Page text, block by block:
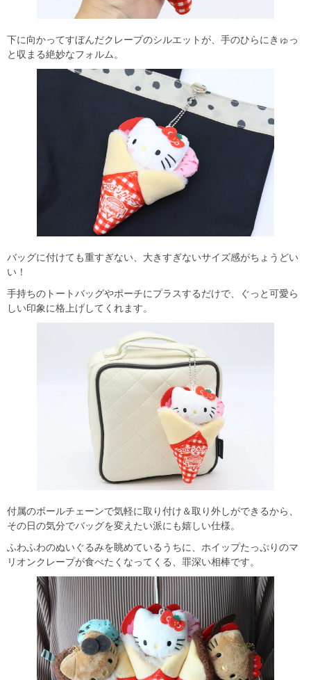
下に向かってすぼんだクレープのシルエットが、手のひらにきゅっ
と収まる絶妙なフォルム。
バッグに付けても重すぎない、大きすぎないサイズ感がちょうどい
い！
手持ちのトートバッグやポーチにプラスするだけで、ぐっと可愛ら
しい印象に格上げしてくれます。
付属のボールチェーンで気軽に取り付け＆取り外しができるから、
その日の気分でバッグを変えたい派にも嬉しい仕様。
ふわふわのぬいぐるみを眺めているうちに、ホイップたっぷりのマ
リオンクレープが食べたくなってくる、罪深い相棒です。